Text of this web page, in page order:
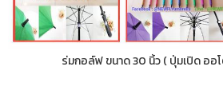
ร่มกอล์ฟ ขนาด 30 นิ้ว ( ปุ่มเปิด ออโ